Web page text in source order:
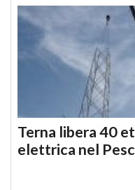
Terna libera 40
elettrica nel